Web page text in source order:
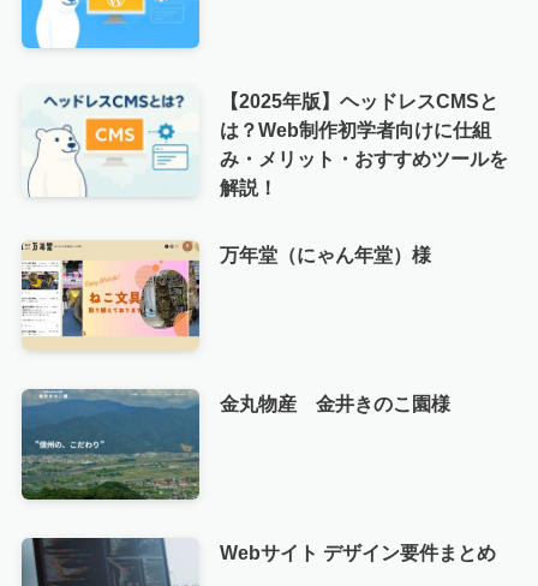
【2025年版】ヘッドレスCMSと
は？Web制作初学者向けに仕組
み・メリット・おすすめツールを
解説！
万年堂（にゃん年堂）様
金丸物産 金井きのこ園様
Webサイト デザイン要件まとめ